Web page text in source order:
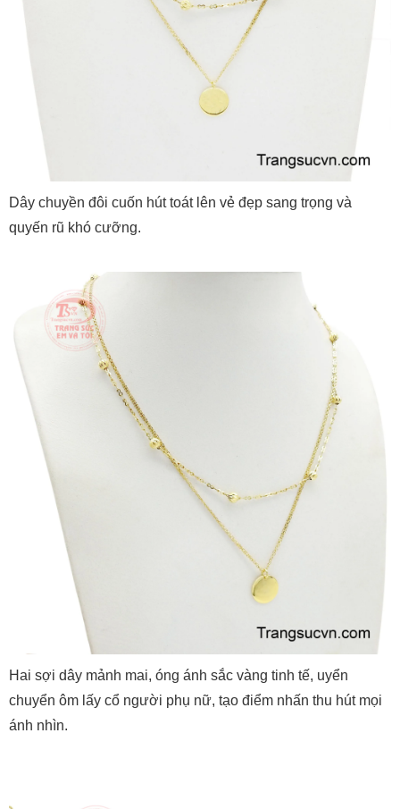
Dây chuyền đôi cuốn hút toát lên vẻ đẹp sang trọng và
quyến rũ khó cưỡng.
Hai sợi dây mảnh mai, óng ánh sắc vàng tinh tế, uyển
chuyển ôm lấy cổ người phụ nữ, tạo điểm nhấn thu hút mọi
ánh nhìn.